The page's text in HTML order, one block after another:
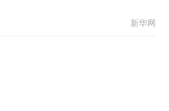
新华网